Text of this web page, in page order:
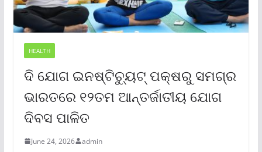
HEALTH
ଦି ଯୋଗ ଇନଷ୍ଟିଚ୍ୟୁଟ୍ ପକ୍ଷରୁ ସମଗ୍ର
ଭାରତରେ ୧୨ତମ ଆନ୍ତର୍ଜାତୀୟ ଯୋଗ
ଦିବସ ପାଳିତ
June 24, 2026 admin